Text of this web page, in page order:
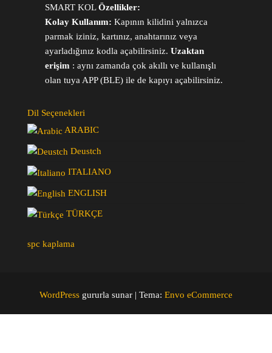
SMART KOLÖzellikler:
Kolay Kullanım: Kapının kilidini yalnızca
parmak iziniz, kartınız, anahtarınız veya
ayarladığınız kodla açabilirsiniz. Uzaktan
erişim : aynı zamanda çok akıllı ve kullanışlı
olan tuya APP (BLE) ile de kapıyı açabilirsiniz.
Dil Seçenekleri
ARABIC
Deustch
ITALIANO
ENGLISH
TÜRKÇE
spc kaplama
WordPress gururla sunar | Tema: Envo eCommerce